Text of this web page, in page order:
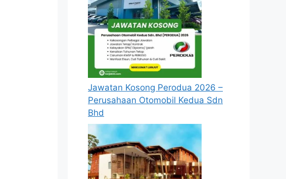
Jawatan Kosong Perodua 2026 –
Perusahaan Otomobil Kedua Sdn
Bhd